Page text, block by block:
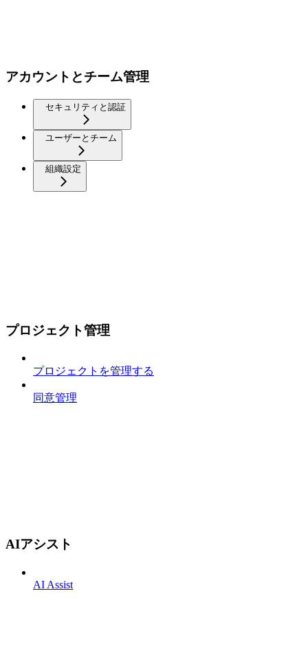
アカウントとチーム管理
セキュリティと認証
ユーザーとチーム
組織設定
プロジェクト管理
プロジェクトを管理する
同意管理
AIアシスト
AI Assist